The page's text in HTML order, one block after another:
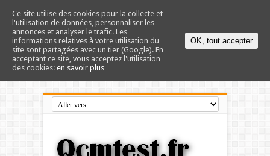
Ce site utilise des cookies pour la collecte et
l'utilisation de données, personnaliser les
annonces et analyser le trafic. Les
informations relatives à votre utilisation du
site sont partagées avec un tier (Google). En
acceptant ce site, vous acceptez l'utilisation
des cookies: en savoir plus
OK, tout accepter